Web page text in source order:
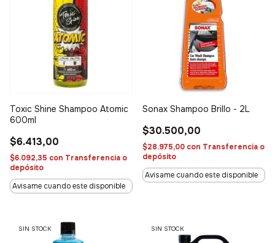
Toxic Shine Shampoo Atomic
600ml
$6.413,00
$6.092,35 con Transferencia o
depósito
Avisame cuando este disponible
Sonax Shampoo Brillo - 2L
$30.500,00
$28.975,00 con Transferencia o
depósito
Avisame cuando este disponible
SIN STOCK SIN STOCK